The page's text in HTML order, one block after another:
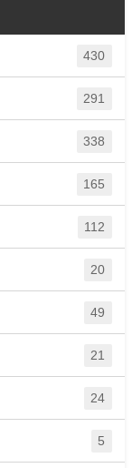
430
291
338
165
112
20
49
21
24
5